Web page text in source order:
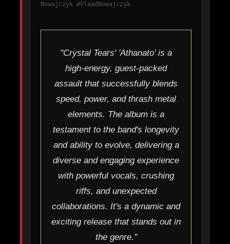
Nowajczyk #VlaadNowajczyk
"Crystal Tears' 'Athanato' is a
high-energy, guest-packed
assault that successfully blends
speed, power, and thrash metal
elements. The album is a
testament to the band's longevity
and ability to evolve, delivering a
diverse and engaging experience
with powerful vocals, crushing
riffs, and unexpected
collaborations. It's a dynamic and
exciting release that stands out in
the genre."